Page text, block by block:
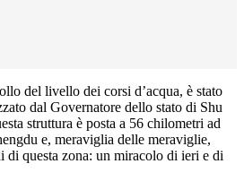
del livello dei corsi d’acqua, è stato
dal Governatore dello stato di Shu
struttura è posta a 56 chilometri ad
e, meraviglia delle meraviglie,
di questa zona: un miracolo di ieri e di